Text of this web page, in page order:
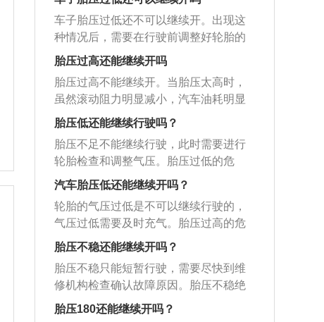
1、过高的危害：当轮胎胎压过高时，会
降低轮胎的附着力，影响制动效果，驾
甚至会令汽车跑偏，降低行驶的舒适
性；因为胎压过高，会导致轮胎与地面
的接触面积减少，增加轮胎花纹的局部
磨损，轮胎接地面积变小，附着力变
差，以及脆弱的侧壁容易鼓包，减少轮
胎的使用寿命。2、过低的危害：当轮胎
胎压过低时，会增大轮胎与地面的接触
面积，使轮胎与地面的摩擦系数增大，
行驶阻力增大，加快轮胎磨损，减少轮
胎的使用寿命。胎压异常的原因有很
卡入轮胎，导致胎压持续下降；长期以
来，汽车轮胎没有充气，导致胎压低；
汽车长时间高速行驶，使得胎压升高。
胎压异常应根据具体情况进行处理，排
除故障灯。
有扎钉等问题。胎压指的是轮胎内部空
气压强，驾驶侧车门后端有一张印有标
准胎压志标，此为轮胎冷却时的压力。
轮胎的胎压不稳带来安全隐患：1、增加
爆胎几率。2、胎压过高，胎面和地面接
触面积减少，摩擦力减少，会延长刹车
积增加，摩擦力增大，阻力也增大，油
耗也会增加。4、胎压过高胎面中间会过
度磨损，胎压过低胎面两边会过度磨
损，这都会使轮胎提前报废。
车子胎压过低还不可以继续开。出现这
种情况后，需要在行驶前调整好轮胎的
气压。轮胎是汽车唯一接触地面的部
分，关系到汽车的行驶稳定性和安全
性。轮胎是汽车唯一与地面接触的部
分。这部分很重要。气压对轮胎很重
要，轮胎气压不能太高也不能太低。如
果气压过高，轮胎与地面的接触面积会
变小，从而降低抓地力。如果抓地力降
低。如果气压过低，轮胎在高速行驶时
会出现波浪变形，加速轮胎老化速度，
增加爆胎概率。使用汽车时，要经常检
查轮胎气压。如果气压不合适，需要立
即调整。轮胎是橡胶制品，橡胶制品长
期使用后性能会降低，所以轮胎需要定
期更换。一般情况下，汽车上安装的轮
胎可以使用四年。买新轮胎的时候一定
胎压过高还能继续开吗
胎压过高不能继续开。当胎压太高时，
虽然滚动阻力明显减小，汽车油耗明显
降低，但是轮胎和地面的接触面积减
小，故轮胎的抓地力变差。在紧急情况
下，急刹车往往会刹不住，或者刹车距
离明显加长，因此很不安全。当胎压过
高时，轮胎撞击到路面的坑坑洼洼后容
易因为缓冲不够而导致炸胎。轮胎本身
也容易发生不正常磨损，并且轮胎的缓
差了。反之，胎压太低，舒适性好，安
静平稳。但是滚动阻力大，油耗高。而
且也会造成轮胎的不正常磨损，另外，
低胎压会导致轮胎发烫严重，高速使用
容易造成驻波而突然爆胎，非常危险。
胎压低还能继续行驶吗？
胎压不足不能继续行驶，此时需要进行
轮胎检查和调整气压。胎压过低的危
害：与路面的摩擦系数便会增大，油耗
上升；造成方向盘很沉，易跑偏等不利
驾乘安全的因素；使轮胎各部位的运动
量增大，过度的碾压造成轮胎的异常发
热；使得帘线以及橡胶的功能降低，引
发脱层或者帘线折断与轮辋之间产生过
度的摩擦造成胎圈部位损伤，异常磨
急剧升高，轮胎变软，强度急剧下降。
汽车胎压低还能继续开吗？
轮胎的气压过低是不可以继续行驶的，
气压过低需要及时充气。胎压过高的危
害：轮胎的摩擦力、附着力会降低，影
响制动效果；导致方向盘震动、跑偏，
使行驶的舒适性降低；加速轮胎胎面中
央的花纹局部磨损，使轮胎寿命下降；
车身的震动变大，间接会影响到其他零
胎压不稳还能继续开吗？
胎压不稳只能短暂行驶，需要尽快到维
修机构检查确认故障原因。胎压不稳绝
对不能高速行驶和长途行驶，容易发生
危险。汽车轮胎胎压过高的危害：会导
胎压180还能继续开吗？